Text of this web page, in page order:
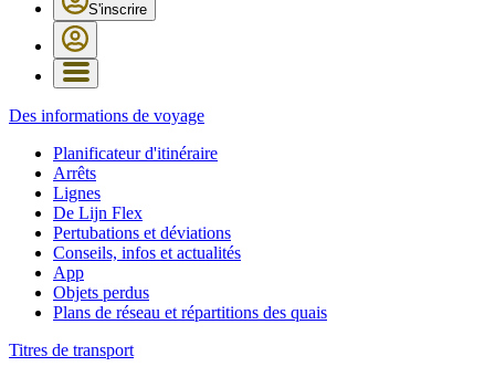
S'inscrire
Des informations de voyage
Planificateur d'itinéraire
Arrêts
Lignes
De Lijn Flex
Pertubations et déviations
Conseils, infos et actualités
App
Objets perdus
Plans de réseau et répartitions des quais
Titres de transport